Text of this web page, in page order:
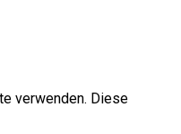
verwenden. Diese